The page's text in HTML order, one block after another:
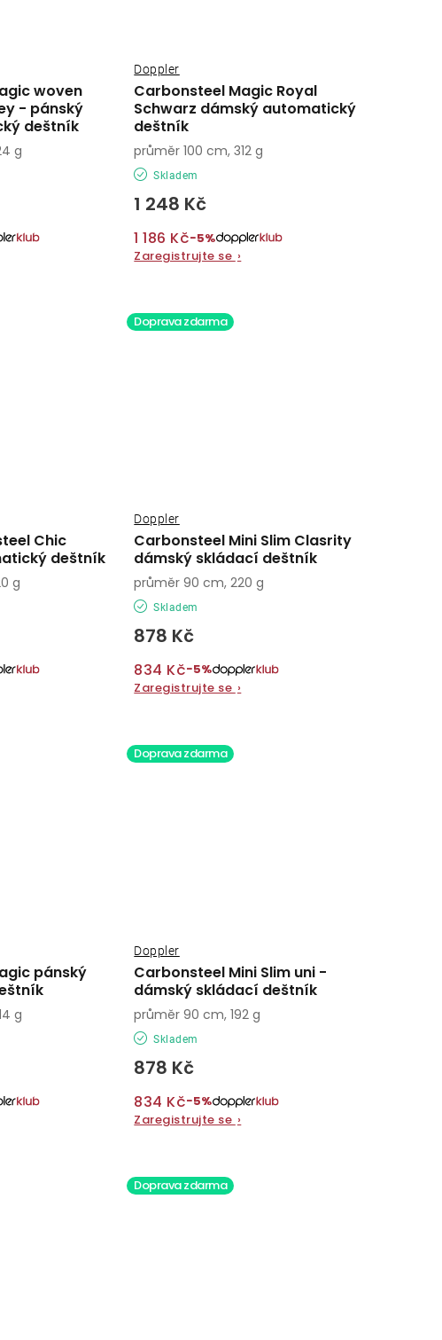
woven
- pánský
deštník
g
Carbonsteel Magic Royal
Schwarz dámský automatický
deštník
Doppler
Skladem
1 248 Kč
1 186 Kč−5%
Zaregistrujte se ›
průměr 100 cm, 312 g
Chic
deštník
g
Doprava zdarma
Carbonsteel Mini Slim Clasrity
dámský skládací deštník
Doppler
Skladem
878 Kč
834 Kč−5%
Zaregistrujte se ›
průměr 90 cm, 220 g
pánský
g
Doprava zdarma
Carbonsteel Mini Slim uni -
dámský skládací deštník
Doppler
Skladem
878 Kč
834 Kč−5%
Zaregistrujte se ›
průměr 90 cm, 192 g
Doprava zdarma